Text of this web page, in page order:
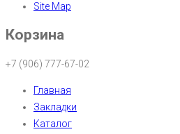
Site Map
Корзина
+7 (906) 777-67-02
Главная
Закладки
Каталог